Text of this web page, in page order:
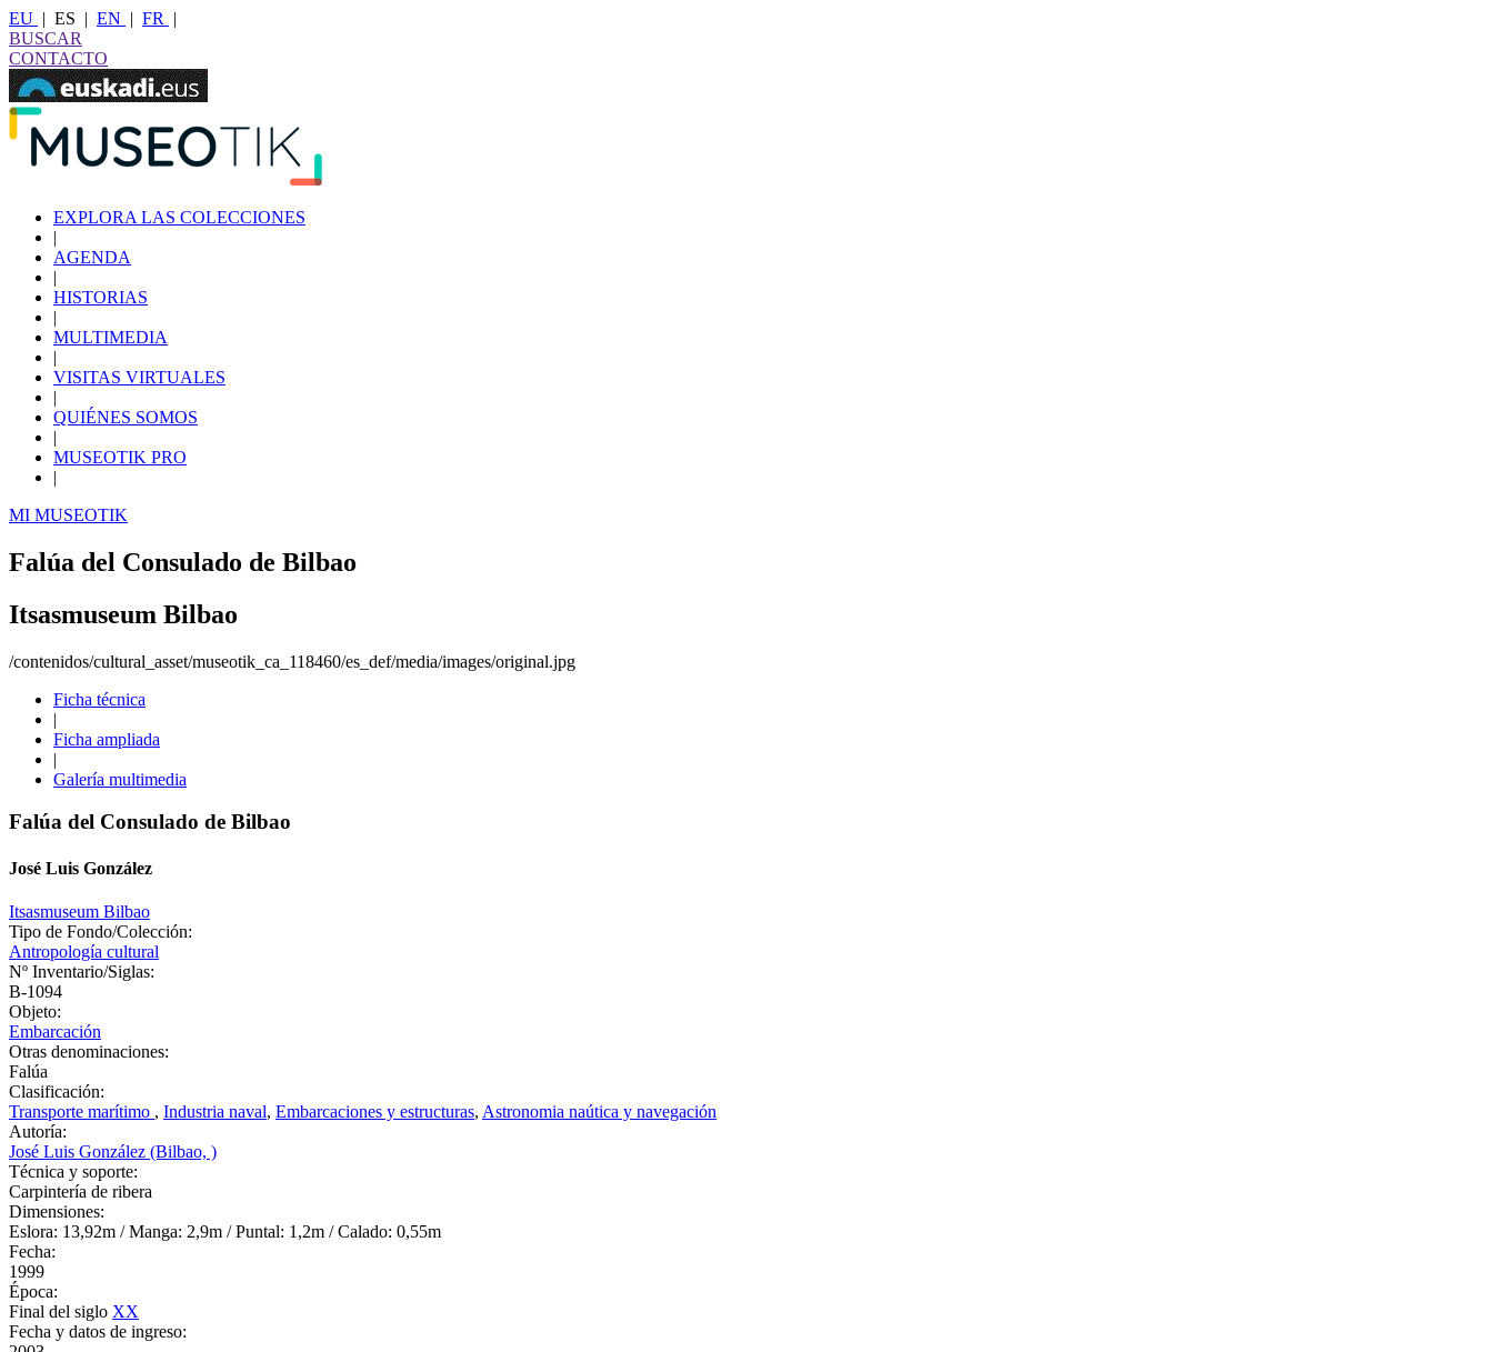
EU | ES | EN | FR
|
BUSCAR
CONTACTO
EXPLORA LAS COLECCIONES
|
AGENDA
|
HISTORIAS
|
MULTIMEDIA
|
VISITAS VIRTUALES
|
QUIÉNES SOMOS
|
MUSEOTIK PRO
|
MI MUSEOTIK
Falúa del Consulado de Bilbao
Itsasmuseum Bilbao
/contenidos/cultural_asset/museotik_ca_118460/es_def/media/images/original.jpg
Ficha técnica
|
Ficha ampliada
|
Galería multimedia
Falúa del Consulado de Bilbao
José Luis González
Itsasmuseum Bilbao
Tipo de Fondo/Colección:
Antropología cultural
Nº Inventario/Siglas:
B-1094
Objeto:
Embarcación
Otras denominaciones:
Falúa
Clasificación:
Transporte marítimo , Industria naval, Embarcaciones y estructuras, Astronomia naútica y navegación
Autoría:
José Luis González (Bilbao, )
Técnica y soporte:
Carpintería de ribera
Dimensiones:
Eslora: 13,92m / Manga: 2,9m / Puntal: 1,2m / Calado: 0,55m
Fecha:
1999
Época:
Final del siglo XX
Fecha y datos de ingreso: